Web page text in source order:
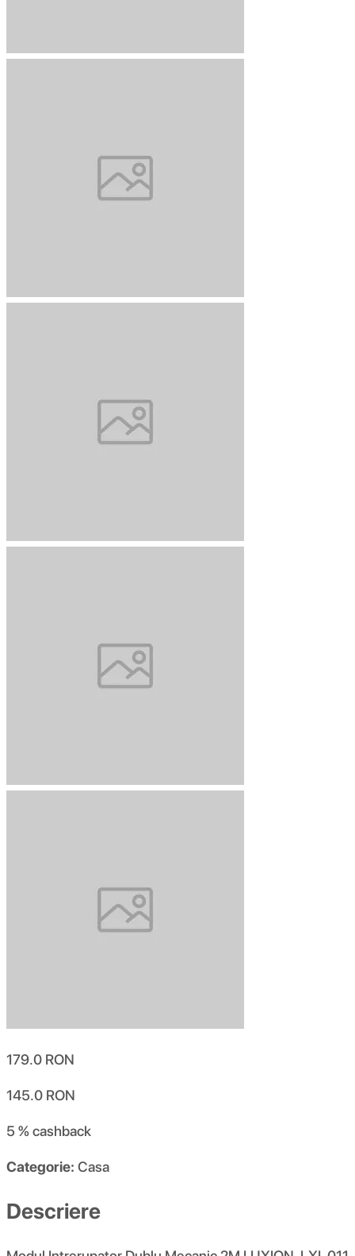
179.0 RON
145.0 RON
5 %cashback
Categorie: Casa
Descriere